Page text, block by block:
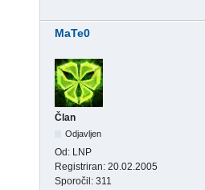
MaTe0
Član
Odjavljen
Od: LNP
Registriran: 20.02.2005
Sporočil: 311